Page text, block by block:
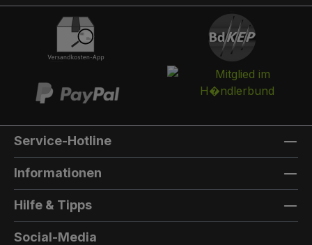
Service-Hotline
Informationen
Hilfe & Tipps
Social-Media